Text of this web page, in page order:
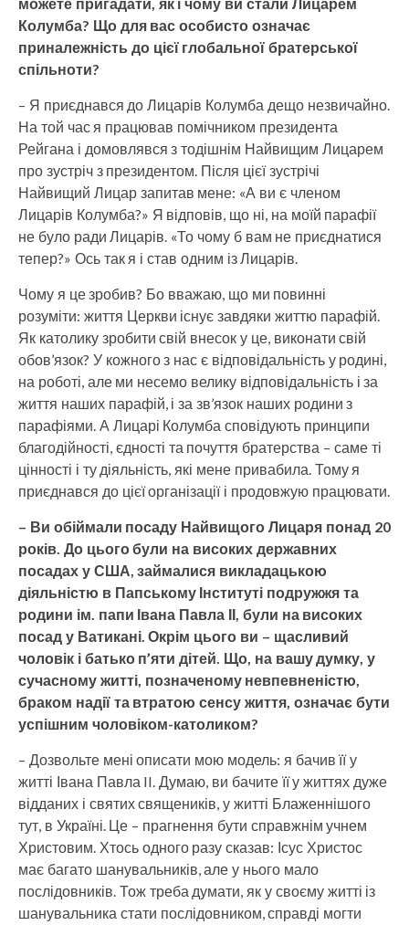
Колумба? Що для вас особисто означає
приналежність до цієї глобальної братерської
спільноти?
– Я приєднався до Лицарів Колумба дещо незвичайно.
На той час я працював помічником президента
Рейгана і домовлявся з тодішнім Найвищим Лицарем
про зустріч з президентом. Після цієї зустрічі
Найвищий Лицар запитав мене: «А ви є членом
Лицарів Колумба?» Я відповів, що ні, на моїй парафії
не було ради Лицарів. «То чому б вам не приєднатися
тепер?» Ось так я і став одним із Лицарів.
Чому я це зробив? Бо вважаю, що ми повинні
розуміти: життя Церкви існує завдяки життю парафій.
Як католику зробити свій внесок у це, виконати свій
обов’язок? У кожного з нас є відповідальність у родині,
на роботі, але ми несемо велику відповідальність і за
життя наших парафій, і за зв’язок наших родини з
парафіями. А Лицарі Колумба сповідують принципи
благодійності, єдності та почуття братерства – саме ті
цінності і ту діяльність, які мене привабила. Тому я
приєднався до цієї організації і продовжую працювати.
– Ви обіймали посаду Найвищого Лицаря понад 20
років. До цього були на високих державних
посадах у США, займалися викладацькою
діяльністю в Папському Інституті подружжя та
родини ім. папи Івана Павла ІІ, були на високих
посад у Ватикані. Окрім цього ви – щасливий
чоловік і батько п’яти дітей. Що, на вашу думку, у
сучасному житті, позначеному невпевненістю,
браком надії та втратою сенсу життя, означає бути
успішним чоловіком-католиком?
– Дозвольте мені описати мою модель: я бачив її у
житті Івана Павла II. Думаю, ви бачите її у життях дуже
відданих і святих священиків, у житті Блаженнішого
тут, в Україні. Це – прагнення бути справжнім учнем
Христовим. Хтось одного разу сказав: Ісус Христос
має багато шанувальників, але у нього мало
послідовників. Тож треба думати, як у своєму житті із
шанувальника стати послідовником, справді могти